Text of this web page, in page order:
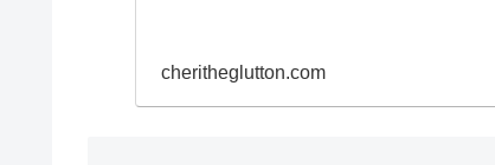
cheritheglutton.com